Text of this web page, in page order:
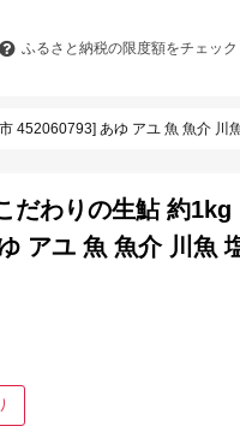
ふるさと納税の限度額をチェック
あゆ アユ 魚 魚介 川魚 塩
だわりの生鮎 約
アユ 魚 魚介 川魚